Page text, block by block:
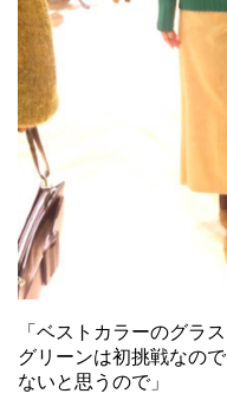
「ベストカラーのグラ
グリーンは初挑戦なの
ないと思うので」